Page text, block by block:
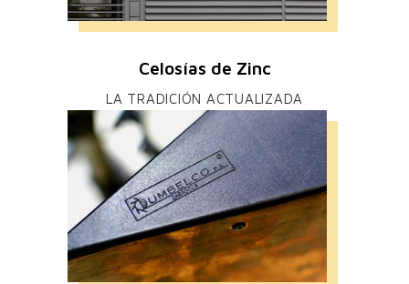
Celosías de Zinc
LA TRADICIÓN ACTUALIZADA